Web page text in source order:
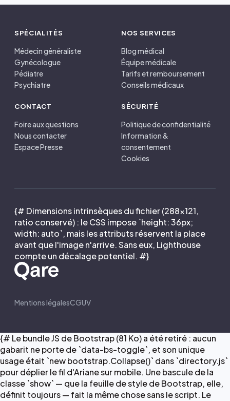
SPÉCIALITÉS
Médecin généraliste
Gynécologue
Pédiatre
Psychiatre
NOS SERVICES
Blog médical
Équipe médicale
Tarifs et remboursement
Conseils médicaux
CONTACT
Foire aux questions
Nous contacter
Espace Presse
SÉCURITÉ
Politique de confidentialité
Information &
consentement
Cookies
{# Dimensions intrinsèques du fichier (288×121,
ratio conservé) : le CSS impose `height: 36px;
width: auto`, mais les attributs réservent la place
avant que l'image n'arrive. Sans eux, Lighthouse
compte un décalage potentiel. #}
Mentions légalesCGUV
{# Le bundle JS de Bootstrap (81 Ko) a été retiré : aucun
gabarit ne porte de `data-bs-toggle`, et son unique
usage était `new bootstrap.Collapse()` dans `directory.js`
pour déplier le fil d'Ariane sur mobile. Une bascule de la
classe `show` — que la feuille de style de Bootstrap, elle,
définit toujours — fait la même chose sans le script. Le